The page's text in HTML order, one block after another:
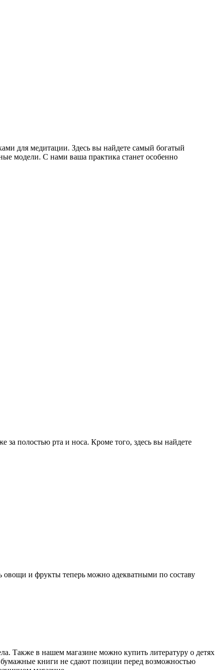
для медитации. Здесь вы найдете самый богатый
модели. С нами ваша практика станет особенно
за полостью рта и носа. Кроме того, здесь вы найдете
овощи и фрукты теперь можно адекватными по составу
Также в нашем магазине можно купить литературу о детях
книги не сдают позиции перед возможностью